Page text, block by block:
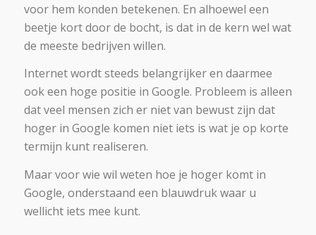
voor hem konden betekenen. En alhoewel een
beetje kort door de bocht, is dat in de kern wel wat
de meeste bedrijven willen.
Internet wordt steeds belangrijker en daarmee
ook een hoge positie in Google. Probleem is alleen
dat veel mensen zich er niet van bewust zijn dat
hoger in Google komen niet iets is wat je op korte
termijn kunt realiseren.
Maar voor wie wil weten hoe je hoger komt in
Google, onderstaand een blauwdruk waar u
wellicht iets mee kunt.